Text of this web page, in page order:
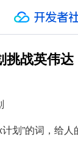
挑战英伟
划”的词，给